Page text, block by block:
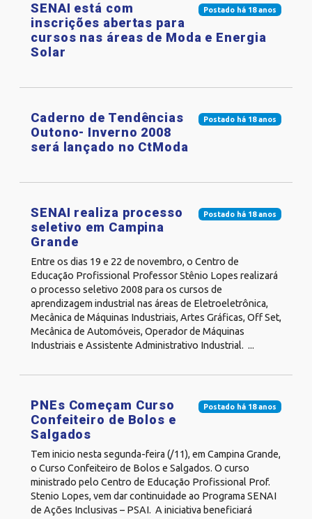
Postado há 18 anos
SENAI está com
inscrições abertas para
cursos nas áreas de Moda e Energia
Solar
Postado há 18 anos
Caderno de Tendências
Outono- Inverno 2008
será lançado no CtModa
Postado há 18 anos
SENAI realiza processo
seletivo em Campina
Grande
Entre os dias 19 e 22 de novembro, o Centro de
Educação Profissional Professor Stênio Lopes realizará
o processo seletivo 2008 para os cursos de
aprendizagem industrial nas áreas de Eletroeletrônica,
Mecânica de Máquinas Industriais, Artes Gráficas, Off Set,
Mecânica de Automóveis, Operador de Máquinas
Industriais e Assistente Administrativo Industrial. ...
Postado há 18 anos
PNEs Começam Curso
Confeiteiro de Bolos e
Salgados
Tem inicio nesta segunda-feira (/11), em Campina Grande,
o Curso Confeiteiro de Bolos e Salgados. O curso
ministrado pelo Centro de Educação Profissional Prof.
Stenio Lopes, vem dar continuidade ao Programa SENAI
de Ações Inclusivas – PSAI. A iniciativa beneficiará